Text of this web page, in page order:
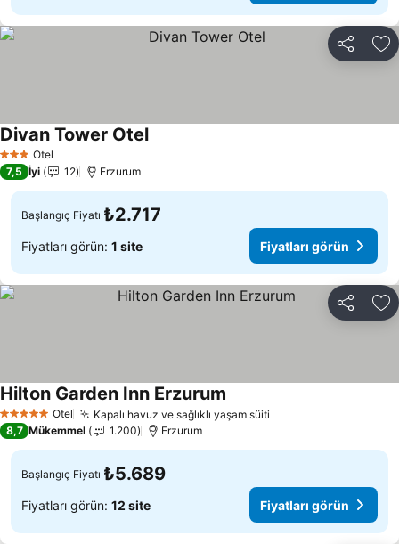
Paylaş
3 YıldızOtel
Divan Tower Otel
7,5 İyi 12 Erzurum
Başlangıç Fiyatı ₺2.717
Fiyatları görün: 1 site Fiyatları görün
Paylaş
5 Yıldız Otel Kapalı havuz ve sağlıklı yaşam süiti
Hilton Garden Inn Erzurum
8,7 Mükemmel 1.200 Erzurum
Başlangıç Fiyatı ₺5.689
Fiyatları görün: 12 site Fiyatları görün